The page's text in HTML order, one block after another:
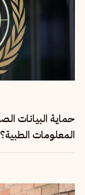
المعلومات الطبية؟